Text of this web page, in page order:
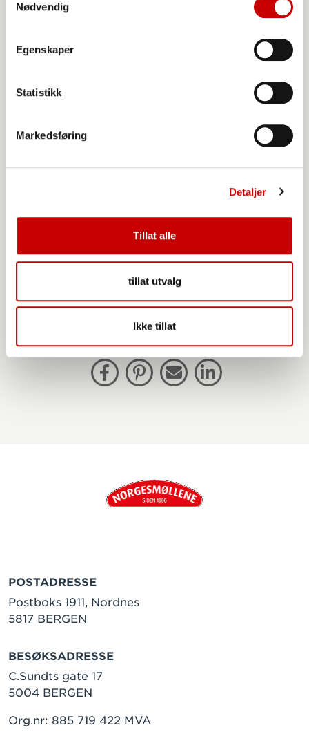
Nødvendig
Egenskaper
Statistikk
Markedsføring
Detaljer
Tillat alle
tillat utvalg
Ikke tillat
Når du har løsnet kanten rundt tar du stekespaden forsiktig inn
under pannekaken og snur. Da er det bare å vente til pannekaken
er ferdig stekt. Voila!
DEL DENNE ARTIKKELEN:
FacebookPinterestE-postLinkedin
POSTADRESSE
Postboks 1911, Nordnes
5817 BERGEN
BESØKSADRESSE
C.Sundts gate 17
5004 BERGEN
Org.nr: 885 719 422 MVA